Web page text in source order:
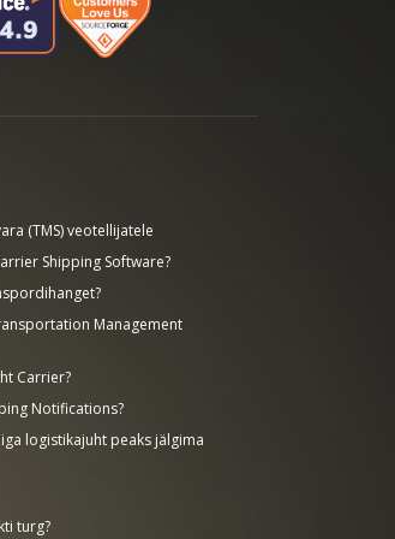
(TMS) veotellijatele
Shipping Software?
Management
Carrier?
Notifications?
logistikajuht peaks jälgima
turg?